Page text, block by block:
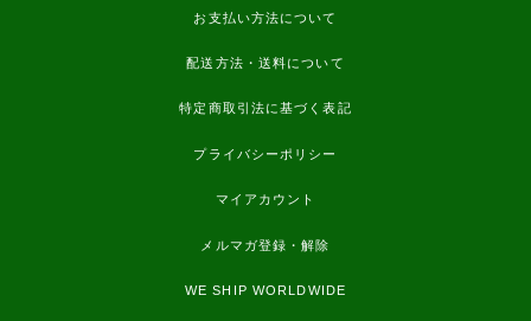
お支払い方法について
配送方法・送料について
特定商取引法に基づく表記
プライバシーポリシー
マイアカウント
メルマガ登録・解除
WE SHIP WORLDWIDE